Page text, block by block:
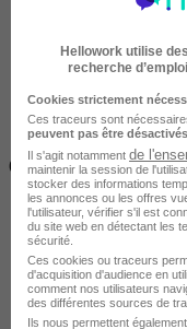
(14h)
Hellowork utilise
recherche
Cookies strictement
Ces traceurs sont
peuvent pas être désactivés
Il s'agit notamment de
maintenir la session de
stocker des informations
les annonces ou les offres
l'utilisateur, vérifier s'il est
du site web en détectant les
sécurité.
Ces cookies ou traceurs
d'acquisition d'audience en
comment nos utilisateurs
des différentes sources de
Ils nous permettent